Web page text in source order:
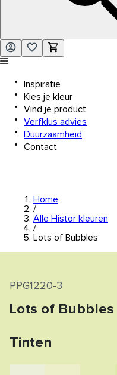
Inspiratie
Kies je kleur
Vind je product
Verfklus advies
Duurzaamheid
Contact
Home
/
Alle Histor kleuren
/
Lots of Bubbles
PPG1220-3
Lots of Bubbles
Tinten